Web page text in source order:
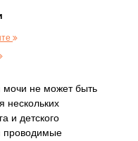
мочи не может быть
нескольких
и детского
проводимые